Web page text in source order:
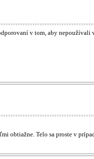
v tom, aby
obtiažne. Telo sa proste v